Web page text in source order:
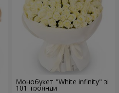
Монобукет "White infinity" зі
101 троянди